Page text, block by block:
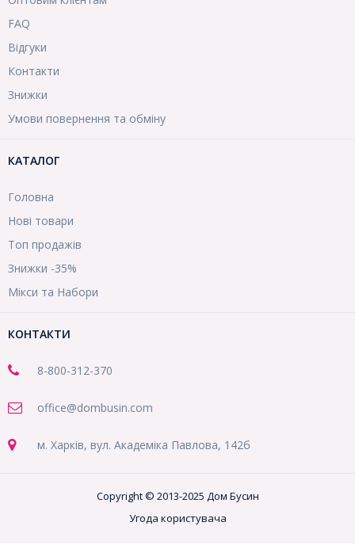
FAQ
Відгуки
Контакти
Знижки
Умови повернення та обміну
КАТАЛОГ
Головна
Нові товари
Топ продажів
Знижки -35%
Мікси та Набори
КОНТАКТИ
8-800-312-370
office@dombusin.com
м. Харків, вул. Академіка Павлова, 142б
Copyright © 2013-2025 Дом Бусин
Угода користувача